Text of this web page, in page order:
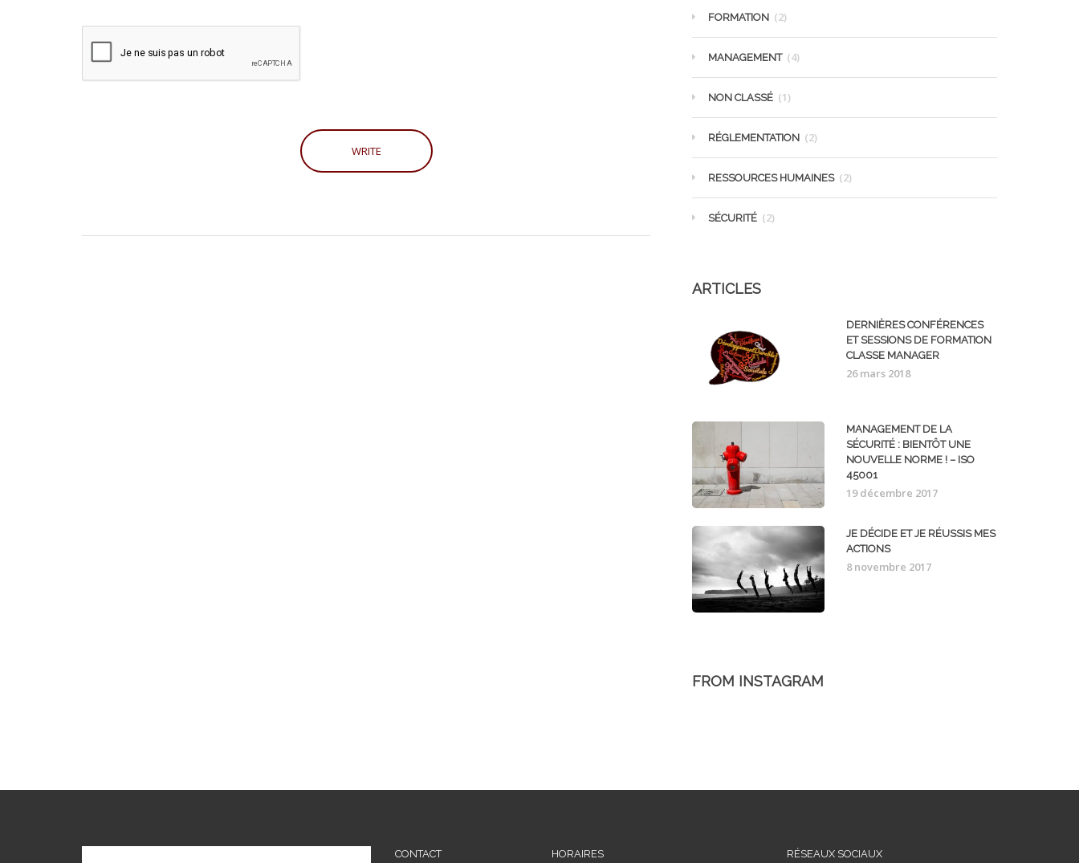
FORMATION (2)
MANAGEMENT (4)
NON CLASSÉ (1)
RÉGLEMENTATION (2)
RESSOURCES HUMAINES (2)
SÉCURITÉ (2)
ARTICLES
DERNIÈRES CONFÉRENCES
ET SESSIONS DE FORMATION
CLASSE MANAGER
26 mars 2018
MANAGEMENT DE LA
SÉCURITÉ : BIENTÔT UNE
NOUVELLE NORME ! – ISO
45001
19 décembre 2017
JE DÉCIDE ET JE RÉUSSIS MES
ACTIONS
8 novembre 2017
FROM INSTAGRAM
CONTACT HORAIRES RÉSEAUX SOCIAUX